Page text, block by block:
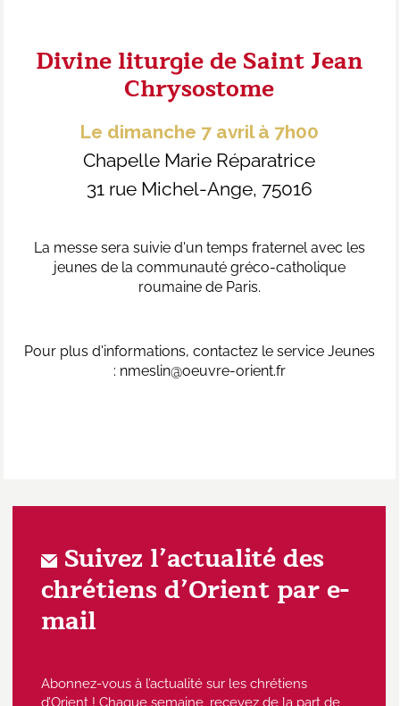
Divine liturgie de Saint Jean
Chrysostome
Le dimanche 7 avril à 7h00
Chapelle Marie Réparatrice
31 rue Michel-Ange, 75016
La messe sera suivie d'un temps fraternel avec les
jeunes de la communauté gréco-catholique
roumaine de Paris.
Pour plus d'informations, contactez le service Jeunes
: nmeslin@oeuvre-orient.fr
Suivez l’actualité des
chrétiens d’Orient par e-
mail
Abonnez-vous à l’actualité sur les chrétiens
d’Orient ! Chaque semaine, recevez de la part de